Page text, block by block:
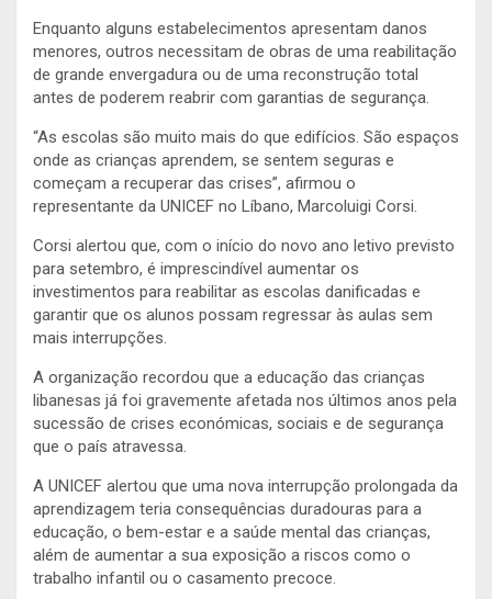
Enquanto alguns estabelecimentos apresentam danos
menores, outros necessitam de obras de uma reabilitação
de grande envergadura ou de uma reconstrução total
antes de poderem reabrir com garantias de segurança.
“As escolas são muito mais do que edifícios. São espaços
onde as crianças aprendem, se sentem seguras e
começam a recuperar das crises”, afirmou o
representante da UNICEF no Líbano, Marcoluigi Corsi.
Corsi alertou que, com o início do novo ano letivo previsto
para setembro, é imprescindível aumentar os
investimentos para reabilitar as escolas danificadas e
garantir que os alunos possam regressar às aulas sem
mais interrupções.
A organização recordou que a educação das crianças
libanesas já foi gravemente afetada nos últimos anos pela
sucessão de crises económicas, sociais e de segurança
que o país atravessa.
A UNICEF alertou que uma nova interrupção prolongada da
aprendizagem teria consequências duradouras para a
educação, o bem-estar e a saúde mental das crianças,
além de aumentar a sua exposição a riscos como o
trabalho infantil ou o casamento precoce.